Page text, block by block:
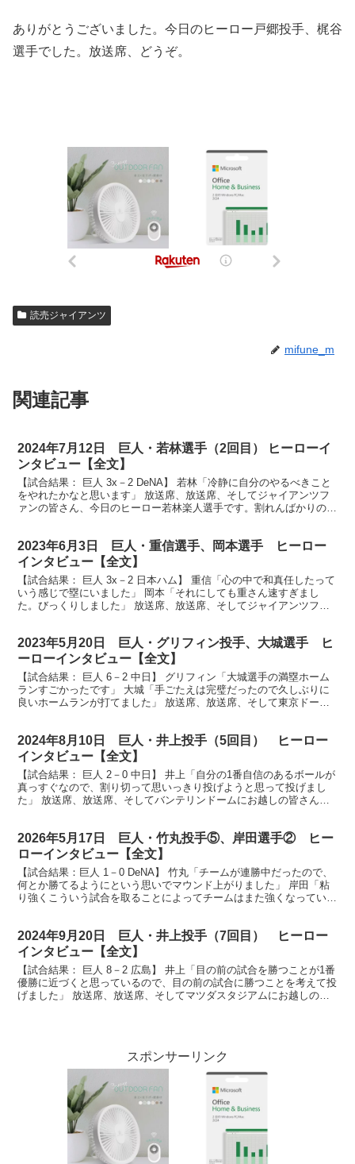
ありがとうございました。今日のヒーロー戸郷投手、梶谷
選手でした。放送席、どうぞ。
読売ジャイアンツ
mifune_m
関連記事
2024年7月12日 巨人・若林選手（2回目） ヒーローイ
ンタビュー【全文】
【試合結果： 巨人 3x－2 DeNA】 若林「冷静に自分のやるべきこと
をやれたかなと思います」 放送席、放送席、そしてジャイアンツフ
ァンの皆さん、今日のヒーロー若林楽人選手です。割れんばかりの大
2023年6月3日 巨人・重信選手、岡本選手 ヒーロー
インタビュー【全文】
【試合結果： 巨人 3x－2 日本ハム】 重信「心の中で和真任したって
いう感じで塁にいました」 岡本「それにしても重さん速すぎまし
た。びっくりしました」 放送席、放送席、そしてジャイアンツファ
2023年5月20日 巨人・グリフィン投手、大城選手 ヒ
ーローインタビュー【全文】
【試合結果： 巨人 6－2 中日】 グリフィン「大城選手の満塁ホーム
ランすごかったです」 大城「手ごたえは完璧だったので久しぶりに
良いホームランが打てました」 放送席、放送席、そして東京ドーム
2024年8月10日 巨人・井上投手（5回目） ヒーロー
インタビュー【全文】
【試合結果： 巨人 2－0 中日】 井上「自分の1番自信のあるボールが
真っすぐなので、割り切って思いっきり投げようと思って投げまし
た」 放送席、放送席、そしてバンテリンドームにお越しの皆さん、
2026年5月17日 巨人・竹丸投手⑤、岸田選手② ヒー
ローインタビュー【全文】
【試合結果：巨人 1－0 DeNA】 竹丸「チームが連勝中だったので、
何とか勝てるようにという思いでマウンド上がりました」 岸田「粘
り強くこういう試合を取ることによってチームはまた強くなっていく
2024年9月20日 巨人・井上投手（7回目） ヒーロー
インタビュー【全文】
【試合結果： 巨人 8－2 広島】 井上「目の前の試合を勝つことが1番
優勝に近づくと思っているので、目の前の試合に勝つことを考えて投
げました」 放送席、放送席、そしてマツダスタジアムにお越しのジ
スポンサーリンク